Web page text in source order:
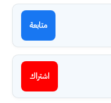
متابعة
اشتراك